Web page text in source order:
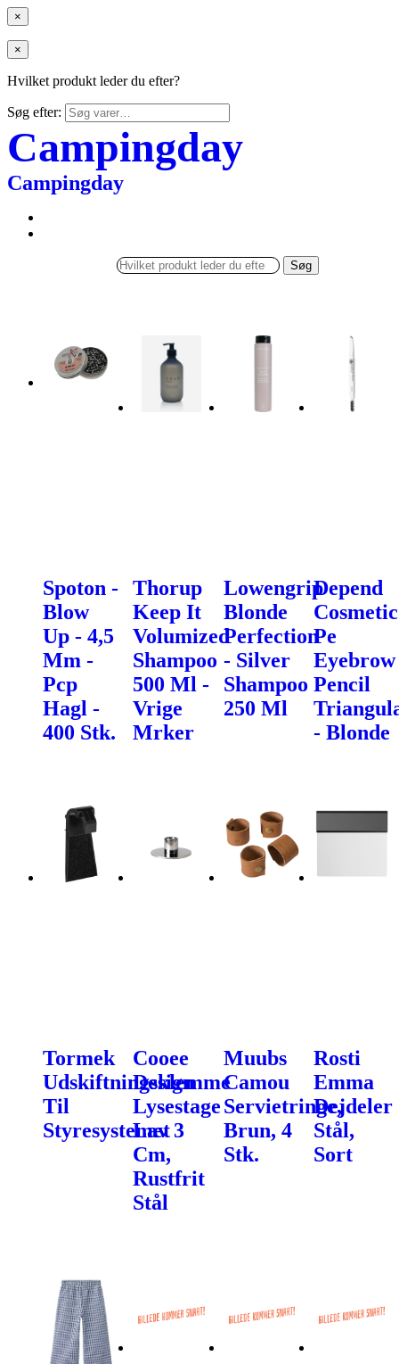
×
×
Hvilket produkt leder du efter?
Søg efter:
Campingday
Campingday
Søg
Spoton -
Blow
Up - 4,5
Mm -
Pcp
Hagl -
400 Stk.
Thorup
Keep It
Volumized
Shampoo
500 Ml -
Vrige
Mrker
Lowengrip
Blonde
Perfection
- Silver
Shampoo
250 Ml
Depend
Cosmetic
Pe
Eyebrow
Pencil
- Blonde
Tormek
Udskiftningsklemme
Til
Styresystemet
Cooee
Design
Lysestage
Lav 3
Cm,
Rustfrit
Stål
Muubs
Camou
Servietringe,
Brun, 4
Stk.
Rosti
Emma
Dejdeler
Stål,
Sort